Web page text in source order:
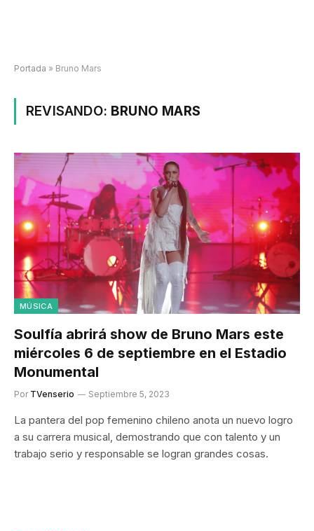
Portada » Bruno Mars
REVISANDO: BRUNO MARS
MÚSICA
Soulfía abrirá show de Bruno Mars este
miércoles 6 de septiembre en el Estadio
Monumental
Por TVenserio Septiembre 5, 2023
La pantera del pop femenino chileno anota un nuevo logro
a su carrera musical, demostrando que con talento y un
trabajo serio y responsable se logran grandes cosas.